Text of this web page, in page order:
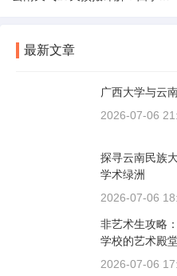
最新文章
广西大学与云
2026-07-06
探寻云南民族
学术绿洲
2026-07-06
非艺术生攻略
学校的艺术殿
2026-07-06